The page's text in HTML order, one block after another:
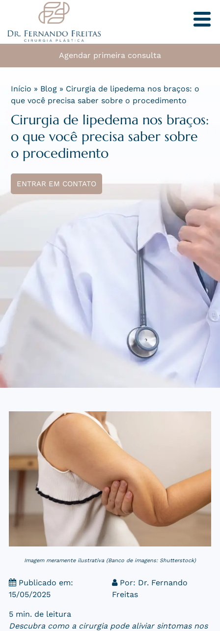
Agendar primeira consulta
Início » Blog » Cirurgia de lipedema nos braços: o
que você precisa saber sobre o procedimento
Cirurgia de lipedema nos braços:
o que você precisa saber sobre
o procedimento
ENTRAR EM CONTATO
Imagem meramente ilustrativa (Banco de imagens: Shutterstock)
Publicado em:
15/05/2025
Por: Dr. Fernando
Freitas
5 min. de leitura
Descubra como a cirurgia pode aliviar sintomas nos